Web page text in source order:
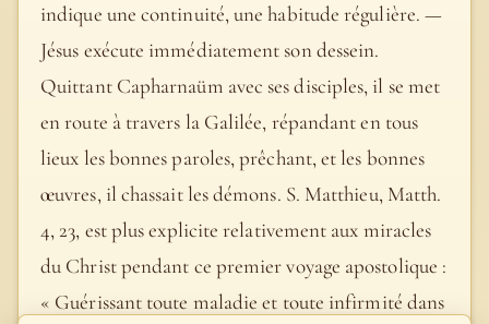
indique une continuité, une habitude régulière. —
Jésus exécute immédiatement son dessein.
Quittant Capharnaüm avec ses disciples, il se met
en route à travers la Galilée, répandant en tous
lieux les bonnes paroles, prêchant, et les bonnes
œuvres, il chassait les démons. S. Matthieu, Matth.
4, 23, est plus explicite relativement aux miracles
du Christ pendant ce premier voyage apostolique :
« Guérissant toute maladie et toute infirmité dans